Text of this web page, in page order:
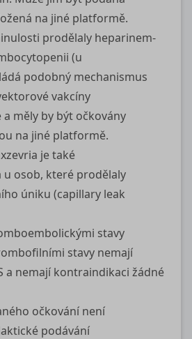
na jiné platformě.
prodělaly heparinem-
(u
podobný mechanismus
vakcíny
měly by být očkovány
na jiné platformě.
je také
osob, které prodělaly
úniku (capillary leak
stavy
stavy nemají
a nemají kontraindikaci žádné
očkování není
podávání